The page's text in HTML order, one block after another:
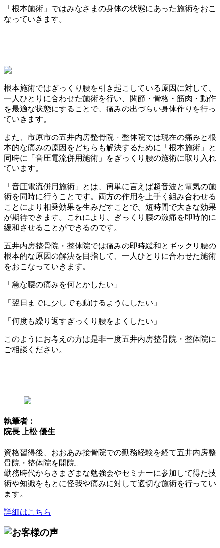
「根本施術」ではみなさまの身体の状態にあった施術をおこ
なっていきます。
根本施術ではぎっくり腰を引き起こしている原因に対して、
一人ひとりに合わせた施術を行い、関節・骨格・筋肉・動作
を最適な状態にすることで、痛みの出づらい身体作りを行っ
ていきます。
また、市原市の五井内房整骨院・整体院では現在の痛みと根
本的な痛みの原因をどちらも解決するために「根本施術」と
同時に「音圧電流併用施術」をぎっくり腰の施術に取り入れ
ています。
「音圧電流併用施術」とは、簡単に言えば超音波と電気の施
術を同時に行うことです。両方の作用を上手く組み合わせる
ことにより相乗効果を生みだすことで、短時間で大きな効果
が期待できます。これにより、ぎっくり腰の激痛を即時的に
緩和させることができるのです。
五井内房整骨院・整体院では痛みの即時緩和とギックリ腰の
根本的な原因の解決を目指して、一人ひとりに合わせた施術
をおこなっていきます。
「急な腰の痛みを何とかしたい」
「翌日までに少しでも動けるようにしたい」
「何度も繰り返すぎっくり腰をよくしたい」
このようにお考えの方は是非一度五井内房整骨院・整体院に
ご相談ください。
執筆者：
院長 上松 優生
資格習得後、おおあみ接骨院での勤務経験を経て五井内房整
骨院・整体院を開院。
勤務時代からさまざまな勉強会やセミナーに参加して得た技
術や知識をもとに怪我や痛みに対して適切な施術を行ってい
ます。
詳細はこちら